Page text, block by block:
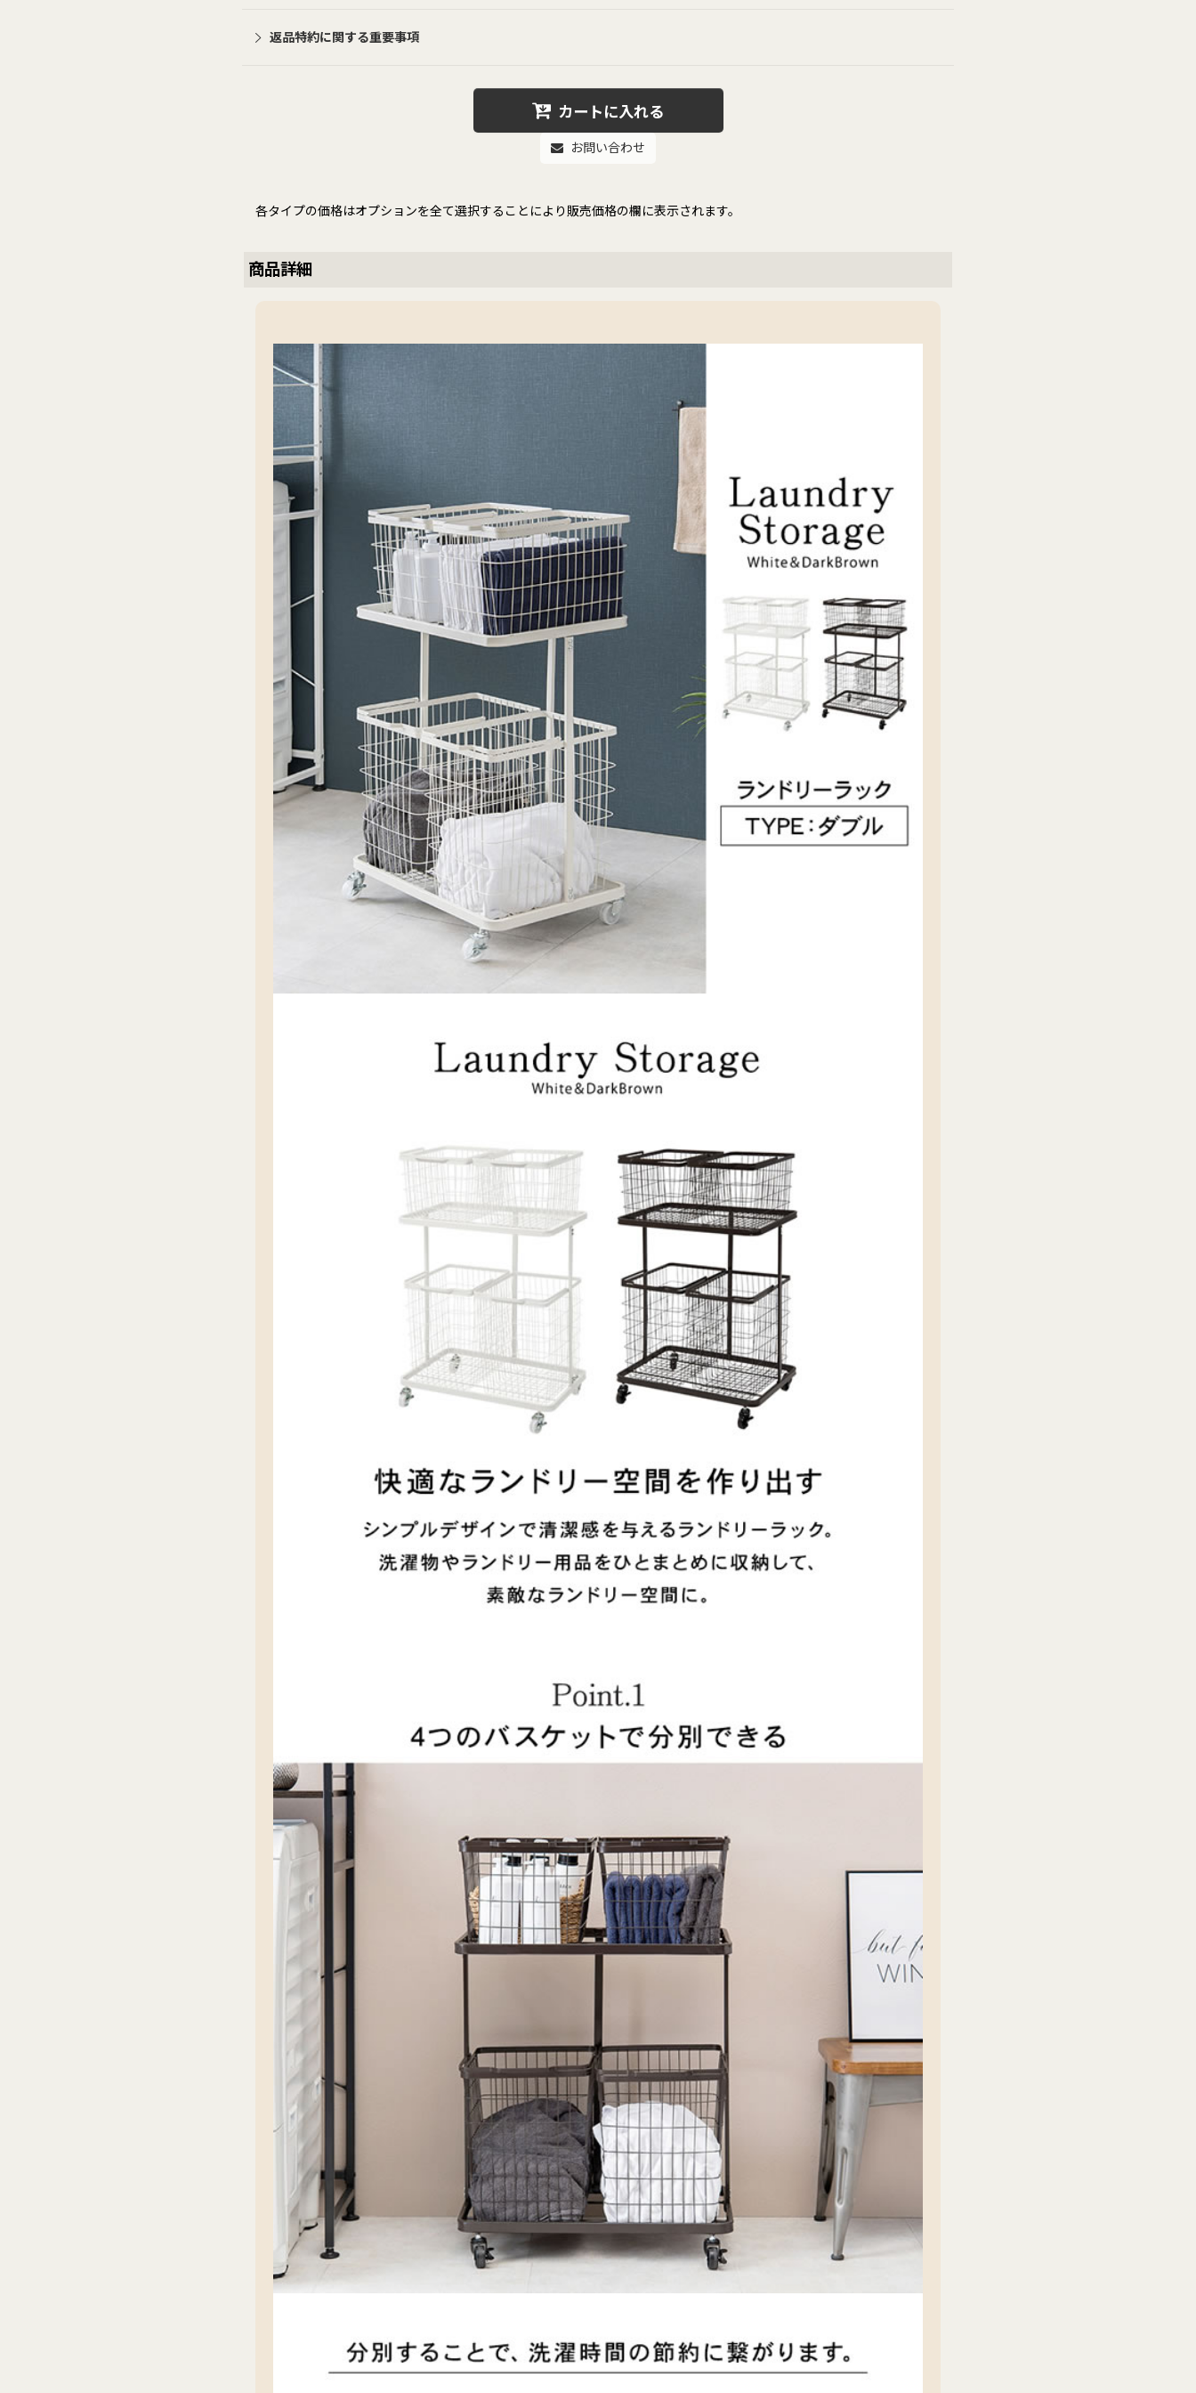
返品特約に関する重要事項
カートに入れる
お問い合わせ
各タイプの価格はオプションを全て選択することにより販売価格の欄に表示されます。
商品詳細